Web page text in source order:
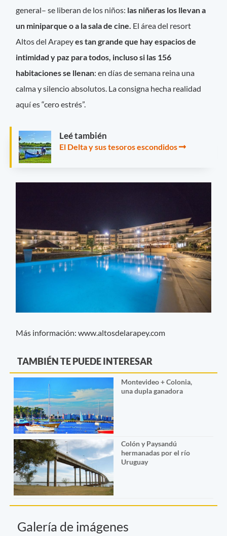
general– se liberan de los niños: las niñeras los llevan a
un miniparque o a la sala de cine. El área del resort
Altos del Arapeyes tan grande que hay espacios de
intimidad y paz para todos, incluso si las 156
habitaciones se llenan: en días de semana reina una
calma y silencio absolutos. La consigna hecha realidad
aquí es “cero estrés”.
Leé también
El Delta y sus tesoros escondidos
Más información: www.altosdelarapey.com
TAMBIÉN TE PUEDE INTERESAR
Montevideo + Colonia,
una dupla ganadora
Colón y Paysandú
hermanadas por el río
Uruguay
Galería de imágenes